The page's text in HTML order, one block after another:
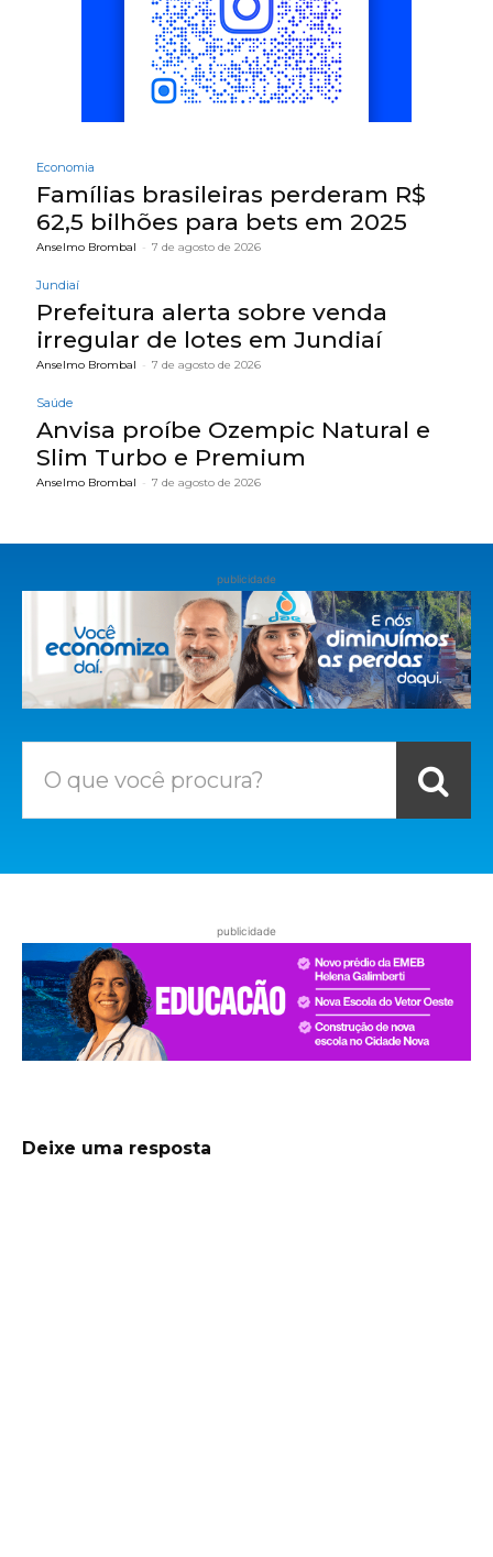
Economia
Famílias brasileiras perderam R$
62,5 bilhões para bets em 2025
Anselmo Brombal - 7 de agosto de 2026
Jundiaí
Prefeitura alerta sobre venda
irregular de lotes em Jundiaí
Anselmo Brombal - 7 de agosto de 2026
Saúde
Anvisa proíbe Ozempic Natural e
Slim Turbo e Premium
Anselmo Brombal - 7 de agosto de 2026
publicidade
O que você procura?
publicidade
Deixe uma resposta